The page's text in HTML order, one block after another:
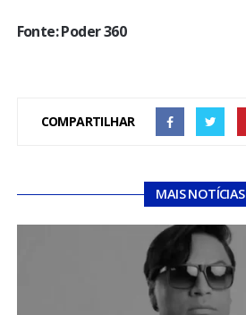
Fonte: Poder 360
COMPARTILHAR
MAIS NOTÍCIAS